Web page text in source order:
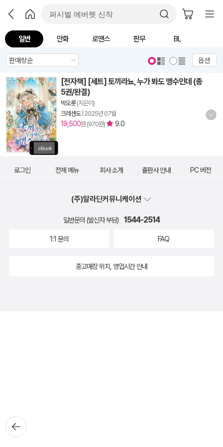
일반 만화 로맨스 판무 BL
옵션
[전자책] [세트] 토끼라뇨, 누가 봐도 맹수인데 (총
5권/완결)
박오롯(지은이)
크레센도| 2025년 07월
19,500원 (970원) 9.0
뒤로가
기
로그인 전체 메뉴 회사 소개 출판사 안내 PC 버전
(주)알라딘커뮤니케이션
일반문의 (발신자 부담) 1544-2514
1:1 문의 FAQ
중고매장 위치, 영업시간 안내